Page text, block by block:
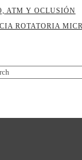
ATM Y OCLUSIÓN
ROTATORIA